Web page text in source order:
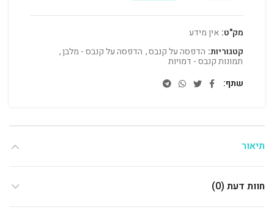
מק"ט: אין מידע
קטגוריות: הדפסה על קנבס, הדפסה על קנבס - מלבן,
תמונות קנבס - דמויות
שתף
תיאור
חוות דעת (0)